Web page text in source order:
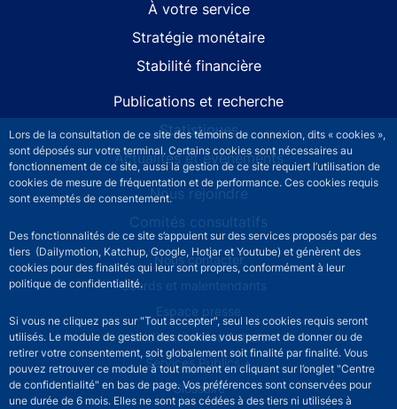
Lors de la consultation de ce site des témoins de connexion, dits « cookies »,
sont déposés sur votre terminal. Certains cookies sont nécessaires au
fonctionnement de ce site, aussi la gestion de ce site requiert l’utilisation de
cookies de mesure de fréquentation et de performance. Ces cookies requis
sont exemptés de consentement.
Des fonctionnalités de ce site s’appuient sur des services proposés par des
tiers (Dailymotion, Katchup, Google, Hotjar et Youtube) et génèrent des
cookies pour des finalités qui leur sont propres, conformément à leur
politique de confidentialité.
Si vous ne cliquez pas sur "Tout accepter", seul les cookies requis seront
utilisés. Le module de gestion des cookies vous permet de donner ou de
retirer votre consentement, soit globalement soit finalité par finalité. Vous
pouvez retrouver ce module à tout moment en cliquant sur l’onglet "Centre
de confidentialité" en bas de page. Vos préférences sont conservées pour
une durée de 6 mois. Elles ne sont pas cédées à des tiers ni utilisées à
À votre service
Stratégie monétaire
Stabilité financière
Publications et recherche
Statistiques
Actualités et événements
Nous rejoindre
Comités consultatifs
Footer secondary menuNous contacter
Sourds et malentendants
Espace presse
La direction des Achats
Services Publics +
Glossaire